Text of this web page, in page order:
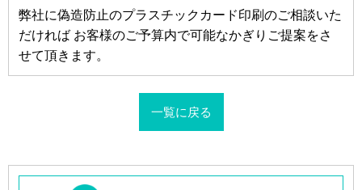
弊社に偽造防止のプラスチックカード印刷のご相談いた
だければ お客様のご予算内で可能なかぎりご提案をさ
せて頂きます。
一覧に戻る